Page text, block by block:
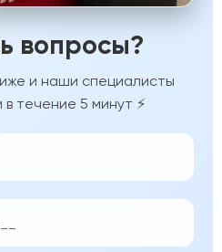
вопросы?
и наши специалисты
в течение 5 минут ⚡